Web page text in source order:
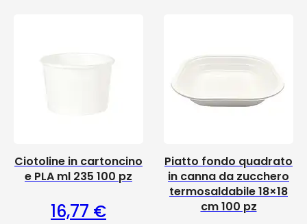
Ciotoline in cartoncino
e PLA ml 235 100 pz
16,77 €
Piatto fondo quadrato
in canna da zucchero
termosaldabile 18×18
cm 100 pz